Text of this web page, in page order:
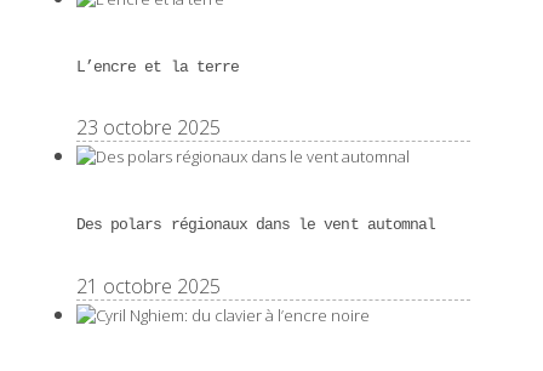
L’encre et la terre
23 octobre 2025
Des polars régionaux dans le vent automnal
21 octobre 2025